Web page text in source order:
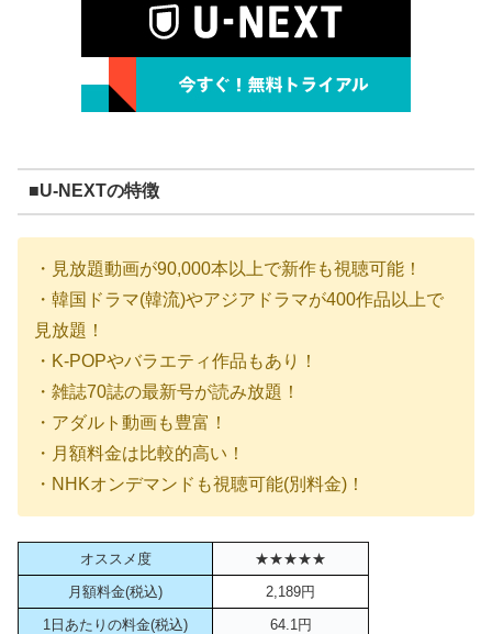
■U-NEXTの特徴
・見放題動画が90,000本以上で新作も視聴可能！
・韓国ドラマ(韓流)やアジアドラマが400作品以上で
見放題！
・K-POPやバラエティ作品もあり！
・雑誌70誌の最新号が読み放題！
・アダルト動画も豊富！
・月額料金は比較的高い！
・NHKオンデマンドも視聴可能(別料金)！
オススメ度
★★★★★
月額料金(税込)
2,189円
1日あたりの料金(税込)
64.1円